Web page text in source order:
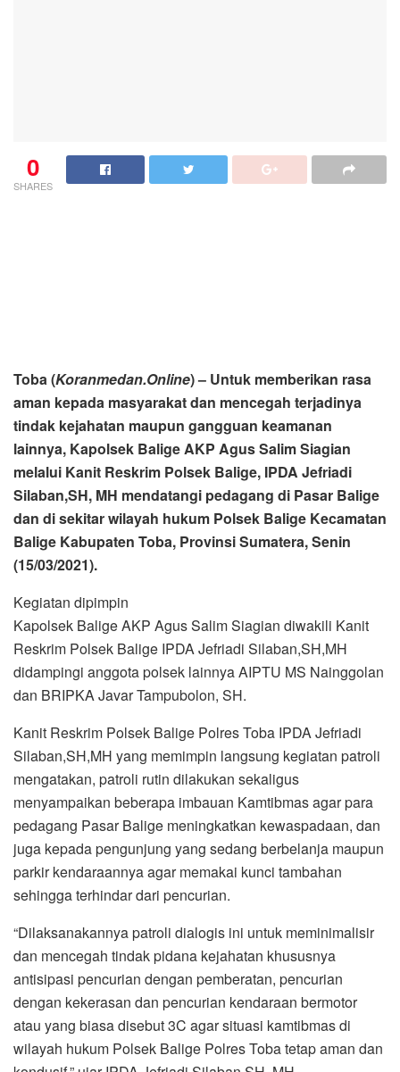
0
SHARES
Toba (Koranmedan.Online) – Untuk memberikan rasa
aman kepada masyarakat dan mencegah terjadinya
tindak kejahatan maupun gangguan keamanan
lainnya, Kapolsek Balige AKP Agus Salim Siagian
melalui Kanit Reskrim Polsek Balige, IPDA Jefriadi
Silaban,SH, MH mendatangi pedagang di Pasar Balige
dan di sekitar wilayah hukum Polsek Balige Kecamatan
Balige Kabupaten Toba, Provinsi Sumatera, Senin
(15/03/2021).
Kegiatan dipimpin
Kapolsek Balige AKP Agus Salim Siagian diwakili Kanit
Reskrim Polsek Balige IPDA Jefriadi Silaban,SH,MH
didampingi anggota polsek lainnya AIPTU MS Nainggolan
dan BRIPKA Javar Tampubolon, SH.
Kanit Reskrim Polsek Balige Polres Toba IPDA Jefriadi
Silaban,SH,MH yang memimpin langsung kegiatan patroli
mengatakan, patroli rutin dilakukan sekaligus
menyampaikan beberapa imbauan Kamtibmas agar para
pedagang Pasar Balige meningkatkan kewaspadaan, dan
juga kepada pengunjung yang sedang berbelanja maupun
parkir kendaraannya agar memakai kunci tambahan
sehingga terhindar dari pencurian.
“Dilaksanakannya patroli dialogis ini untuk meminimalisir
dan mencegah tindak pidana kejahatan khususnya
antisipasi pencurian dengan pemberatan, pencurian
dengan kekerasan dan pencurian kendaraan bermotor
atau yang biasa disebut 3C agar situasi kamtibmas di
wilayah hukum Polsek Balige Polres Toba tetap aman dan